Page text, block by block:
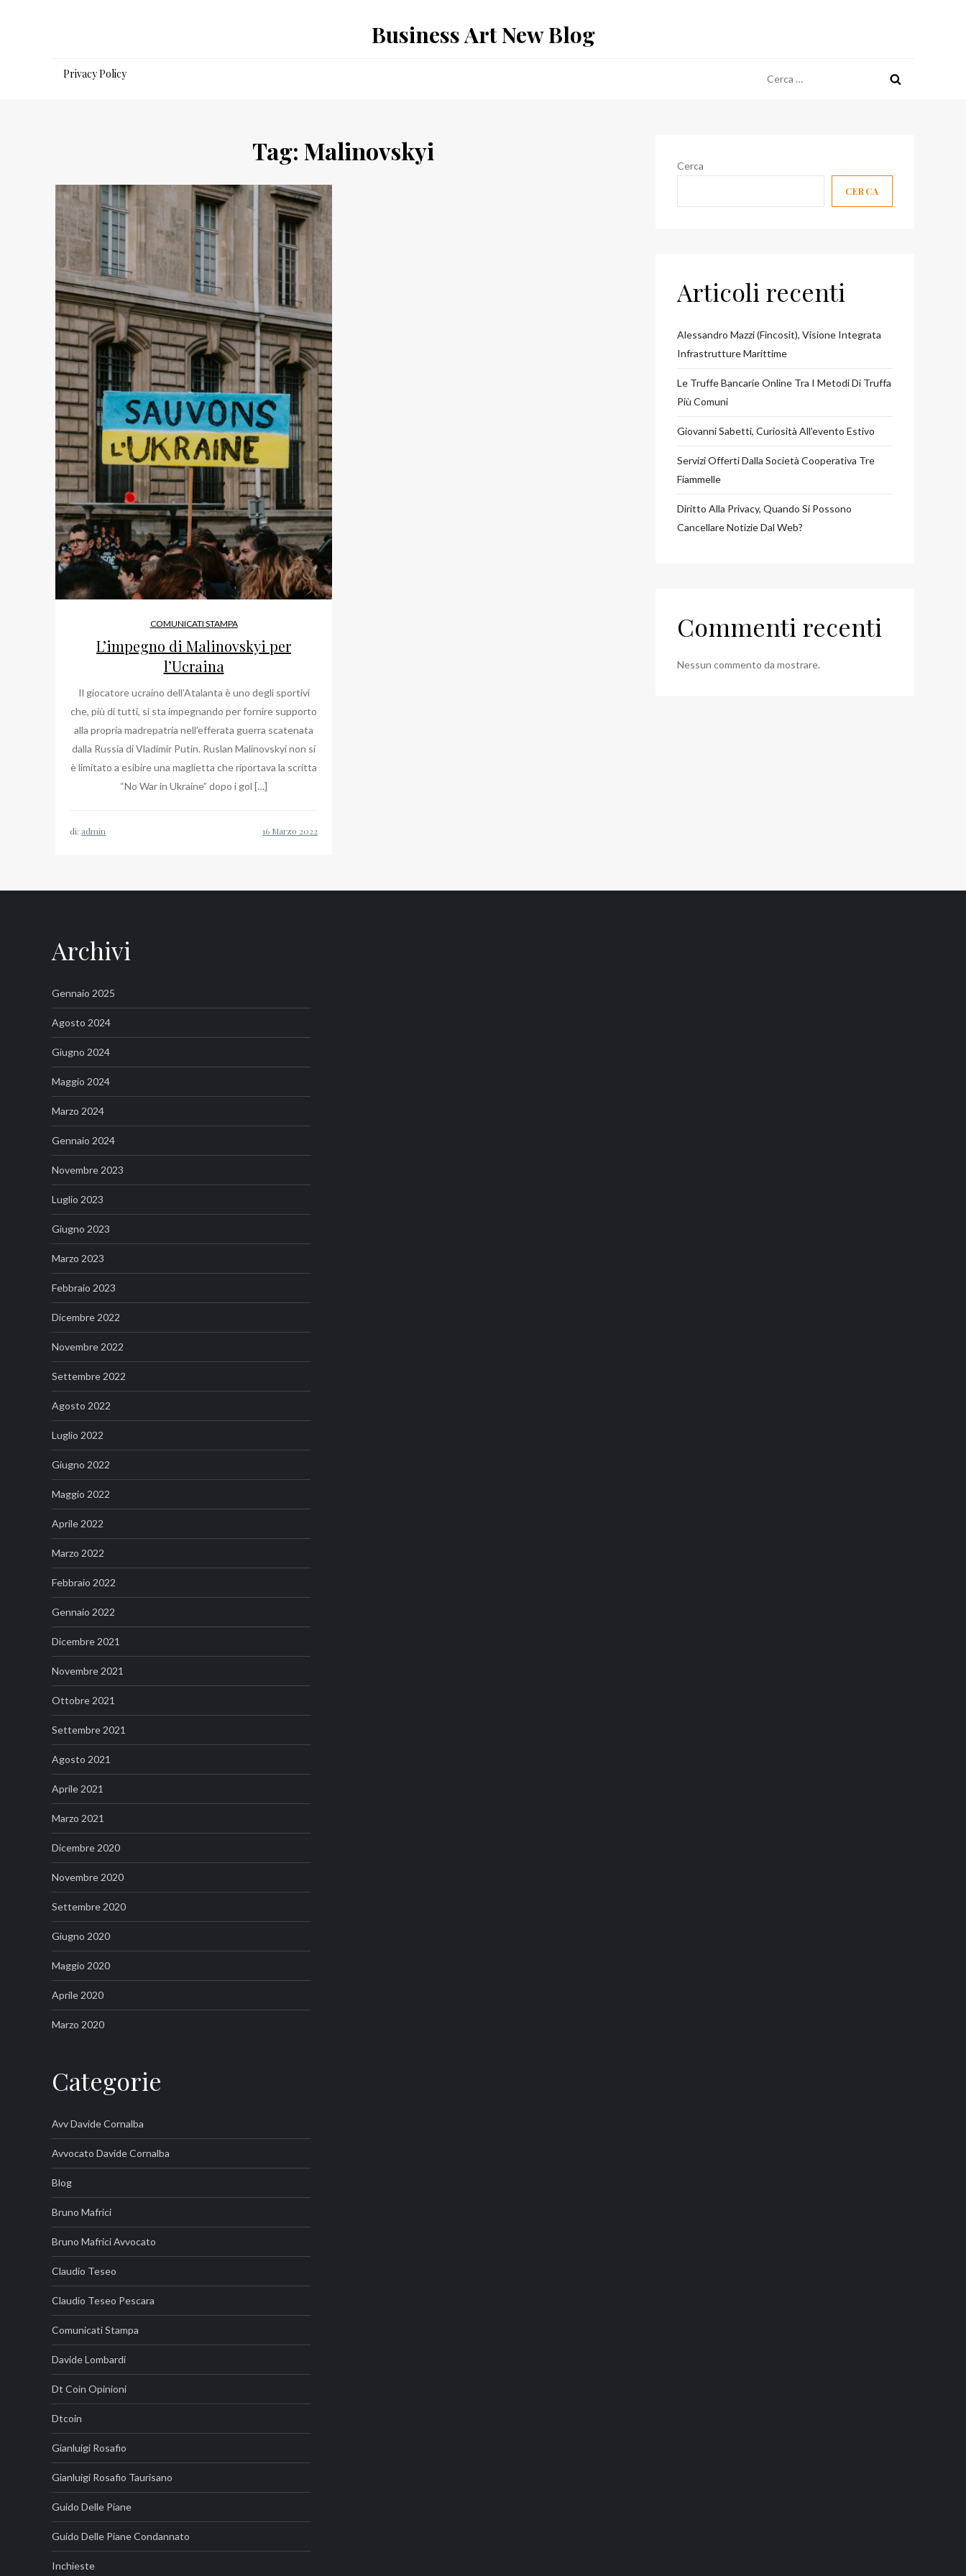
Business Art New Blog
Privacy Policy
per:
Tag: Malinovskyi
COMUNICATI STAMPA
L’impegno di Malinovskyi per
l’Ucraina
Il giocatore ucraino dell’Atalanta è uno degli sportivi
che, più di tutti, si sta impegnando per fornire supporto
alla propria madrepatria nell’efferata guerra scatenata
dalla Russia di Vladimir Putin. Ruslan Malinovskyi non si
è limitato a esibire una maglietta che riportava la scritta
“No War in Ukraine” dopo i gol […]
di: admin
Cerca
CERCA
Articoli recenti
Alessandro Mazzi (Fincosit), Visione Integrata
Infrastrutture Marittime
Le Truffe Bancarie Online Tra I Metodi Di Truffa
Più Comuni
Giovanni Sabetti, Curiosità All’evento Estivo
Servizi Offerti Dalla Società Cooperativa Tre
Fiammelle
Diritto Alla Privacy, Quando Si Possono
Cancellare Notizie Dal Web?
Commenti recenti
Nessun commento da mostrare.
Archivi
Gennaio 2025
Agosto 2024
Giugno 2024
Maggio 2024
Marzo 2024
Gennaio 2024
Novembre 2023
Luglio 2023
Giugno 2023
Marzo 2023
Febbraio 2023
Dicembre 2022
Novembre 2022
Settembre 2022
Agosto 2022
Luglio 2022
Giugno 2022
Maggio 2022
Aprile 2022
Marzo 2022
Febbraio 2022
Gennaio 2022
Dicembre 2021
Novembre 2021
Ottobre 2021
Settembre 2021
Agosto 2021
Aprile 2021
Marzo 2021
Dicembre 2020
Novembre 2020
Settembre 2020
Giugno 2020
Maggio 2020
Aprile 2020
Marzo 2020
Categorie
Avv Davide Cornalba
Avvocato Davide Cornalba
Blog
Bruno Mafrici
Bruno Mafrici Avvocato
Claudio Teseo
Claudio Teseo Pescara
Comunicati Stampa
Davide Lombardi
Dt Coin Opinioni
Dtcoin
Gianluigi Rosafio
Gianluigi Rosafio Taurisano
Guido Delle Piane
Guido Delle Piane Condannato
Inchieste